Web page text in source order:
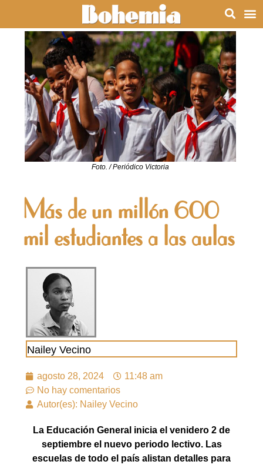
Foto. / Periódico Victoria
Más de un millón 600
mil estudiantes a las aulas
Nailey Vecino
agosto 28, 2024
11:48 am
No hay comentarios
Autor(es): Nailey Vecino
La Educación General inicia el venidero 2 de
septiembre el nuevo periodo lectivo. Las
escuelas de todo el país alistan detalles para